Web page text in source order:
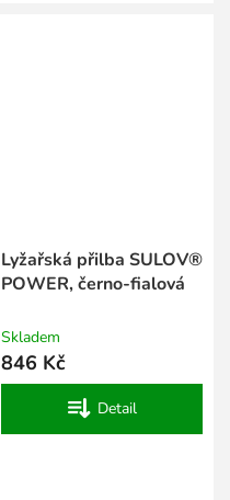
Lyžařská přilba SULOV®
POWER, černo-fialová
Skladem
846 Kč
Detail